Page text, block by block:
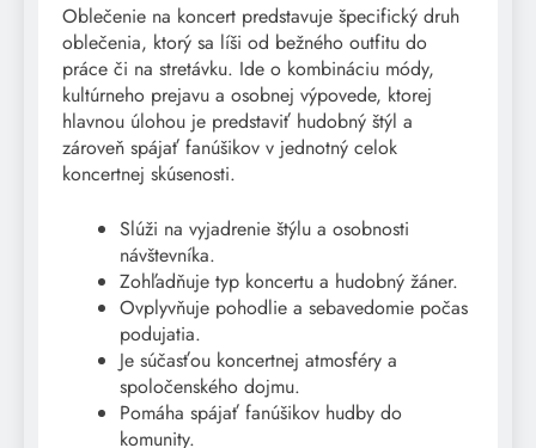
Oblečenie na koncert predstavuje špecifický druh
oblečenia, ktorý sa líši od bežného outfitu do
práce či na stretávku. Ide o kombináciu módy,
kultúrneho prejavu a osobnej výpovede, ktorej
hlavnou úlohou je predstaviť hudobný štýl a
zároveň spájať fanúšikov v jednotný celok
koncertnej skúsenosti.
Slúži na vyjadrenie štýlu a osobnosti
návštevníka.
Zohľadňuje typ koncertu a hudobný žáner.
Ovplyvňuje pohodlie a sebavedomie počas
podujatia.
Je súčasťou koncertnej atmosféry a
spoločenského dojmu.
Pomáha spájať fanúšikov hudby do
komunity.